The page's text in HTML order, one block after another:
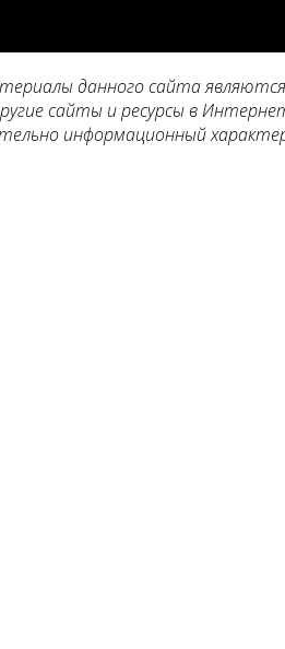
данного сайта
сайты и ресурсы в
информационный